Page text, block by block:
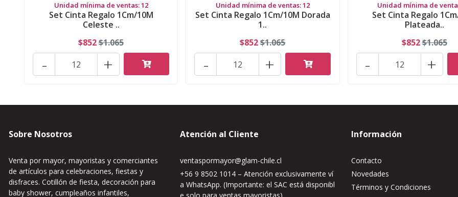
Unidad mínima de ventas: 12
Set Cinta Regalo 1Cm/10M
Celeste ..
$852$1.065
+
-
Unidad mínima de ventas: 12
Set Cinta Regalo 1Cm/10M Dorada
1..
$852$1.065
+
-
Unidad mínima de
Set Cinta Regalo
Plateada..
$852$1.065
+
-
Sobre Nosotros
Venta por mayor, mayoristas y comerciantes
de artículos para celebraciones, fiestas y
disfraces. Cotillón de fiesta, decoración para
baby shower, cumpleaños infantiles,
Atención al Cliente
ventaspormayor@glam-chile.cl
+56 9 8502 1014 – Atención exclusivamente ví
a WhatsApp. (Importante: el SAC está disponibl
Información
Contacto
Novedades
Términos y Condiciones